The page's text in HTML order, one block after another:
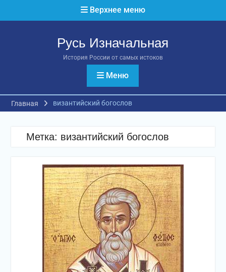
Верхнее меню
Русь Изначальная
История России от самых истоков
Меню
Главная византийский богослов
Метка: византийский богослов